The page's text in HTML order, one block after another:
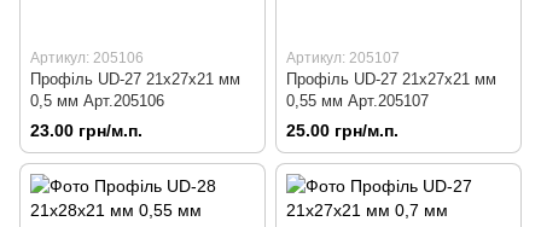
Артикул: 205106
Профіль UD-27 21х27х21 мм
0,5 мм Арт.205106
23.00 грн/м.п.
Артикул: 205107
Профіль UD-27 21х27х21 мм
0,55 мм Арт.205107
25.00 грн/м.п.